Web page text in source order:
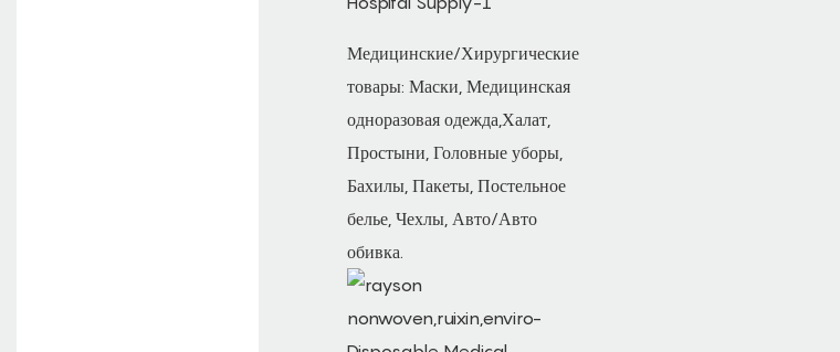
Медицинские/Хирургические
товары: Маски, Медицинская
одноразовая одежда,Халат,
Простыни, Головные уборы,
Бахилы, Пакеты, Постельное
белье, Чехлы, Авто/Авто
обивка.